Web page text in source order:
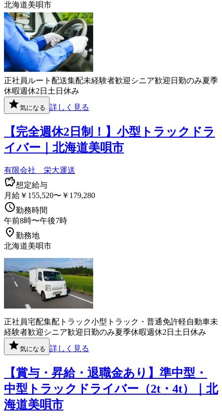
北海道美唄市
正社員 ルート配送集配未経験者歓迎 シニア歓迎 日勤のみ夏季
休暇週休2日 土日休み
気になる 詳しく見る
【完全週休2日制！】小型トラックドラ
イバー｜北海道美唄市
有限会社 栄大運送
想定給与
月給￥155,520〜￥179,280
勤務時間
午前8時〜午後7時
勤務地
北海道美唄市
正社員宅配集配 トラック小型トラック・普通免許軽自動車未
経験者歓迎 シニア歓迎 日勤のみ夏季休暇週休2日 土日休み
気になる 詳しく見る
【賞与・昇給・退職金あり】準中型・
中型トラックドライバー（2t・4t）｜北
海道美唄市